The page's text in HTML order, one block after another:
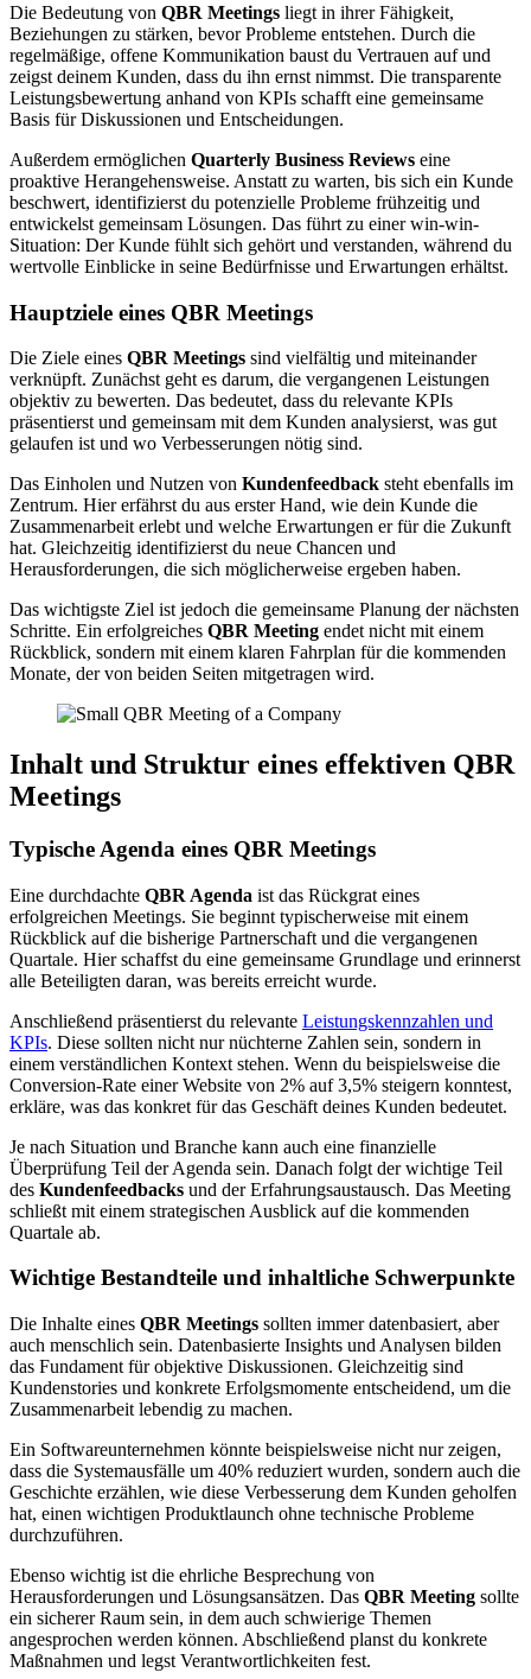
Die Bedeutung von QBR Meetings liegt in ihrer Fähigkeit,
Beziehungen zu stärken, bevor Probleme entstehen. Durch die
regelmäßige, offene Kommunikation baust du Vertrauen auf und
zeigst deinem Kunden, dass du ihn ernst nimmst. Die transparente
Leistungsbewertung anhand von KPIs schafft eine gemeinsame
Basis für Diskussionen und Entscheidungen.
Außerdem ermöglichen Quarterly Business Reviews eine
proaktive Herangehensweise. Anstatt zu warten, bis sich ein Kunde
beschwert, identifizierst du potenzielle Probleme frühzeitig und
entwickelst gemeinsam Lösungen. Das führt zu einer win-win-
Situation: Der Kunde fühlt sich gehört und verstanden, während du
wertvolle Einblicke in seine Bedürfnisse und Erwartungen erhältst.
Hauptziele eines QBR Meetings
Die Ziele eines QBR Meetings sind vielfältig und miteinander
verknüpft. Zunächst geht es darum, die vergangenen Leistungen
objektiv zu bewerten. Das bedeutet, dass du relevante KPIs
präsentierst und gemeinsam mit dem Kunden analysierst, was gut
gelaufen ist und wo Verbesserungen nötig sind.
Das Einholen und Nutzen von Kundenfeedback steht ebenfalls im
Zentrum. Hier erfährst du aus erster Hand, wie dein Kunde die
Zusammenarbeit erlebt und welche Erwartungen er für die Zukunft
hat. Gleichzeitig identifizierst du neue Chancen und
Herausforderungen, die sich möglicherweise ergeben haben.
Das wichtigste Ziel ist jedoch die gemeinsame Planung der nächsten
Schritte. Ein erfolgreiches QBR Meeting endet nicht mit einem
Rückblick, sondern mit einem klaren Fahrplan für die kommenden
Monate, der von beiden Seiten mitgetragen wird.
Inhalt und Struktur eines effektiven QBR
Meetings
Typische Agenda eines QBR Meetings
Eine durchdachte QBR Agenda ist das Rückgrat eines
erfolgreichen Meetings. Sie beginnt typischerweise mit einem
Rückblick auf die bisherige Partnerschaft und die vergangenen
Quartale. Hier schaffst du eine gemeinsame Grundlage und erinnerst
alle Beteiligten daran, was bereits erreicht wurde.
Anschließend präsentierst du relevante Leistungskennzahlen und
KPIs. Diese sollten nicht nur nüchterne Zahlen sein, sondern in
einem verständlichen Kontext stehen. Wenn du beispielsweise die
Conversion-Rate einer Website von 2% auf 3,5% steigern konntest,
erkläre, was das konkret für das Geschäft deines Kunden bedeutet.
Je nach Situation und Branche kann auch eine finanzielle
Überprüfung Teil der Agenda sein. Danach folgt der wichtige Teil
des Kundenfeedbacks und der Erfahrungsaustausch. Das Meeting
schließt mit einem strategischen Ausblick auf die kommenden
Quartale ab.
Wichtige Bestandteile und inhaltliche Schwerpunkte
Die Inhalte eines QBR Meetings sollten immer datenbasiert, aber
auch menschlich sein. Datenbasierte Insights und Analysen bilden
das Fundament für objektive Diskussionen. Gleichzeitig sind
Kundenstories und konkrete Erfolgsmomente entscheidend, um die
Zusammenarbeit lebendig zu machen.
Ein Softwareunternehmen könnte beispielsweise nicht nur zeigen,
dass die Systemausfälle um 40% reduziert wurden, sondern auch die
Geschichte erzählen, wie diese Verbesserung dem Kunden geholfen
hat, einen wichtigen Produktlaunch ohne technische Probleme
durchzuführen.
Ebenso wichtig ist die ehrliche Besprechung von
Herausforderungen und Lösungsansätzen. Das QBR Meeting sollte
ein sicherer Raum sein, in dem auch schwierige Themen
angesprochen werden können. Abschließend planst du konkrete
Maßnahmen und legst Verantwortlichkeiten fest.